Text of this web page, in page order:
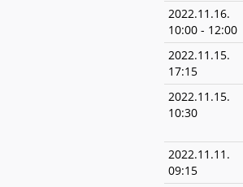
2022.11.16.
10:00 - 12:00
2022.11.15.
17:15
2022.11.15.
10:30
2022.11.11.
09:15